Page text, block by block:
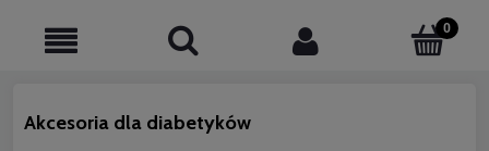
Akcesoria dla diabetyków